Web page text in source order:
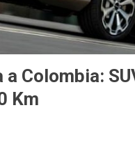
a Colombia:
Km